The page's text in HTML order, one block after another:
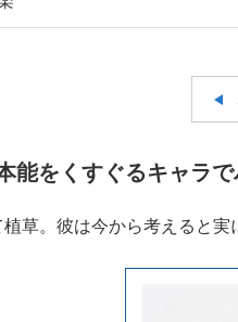
できなかったからと言って…」
能をくすぐるキャラ
草。彼は今から考えると実